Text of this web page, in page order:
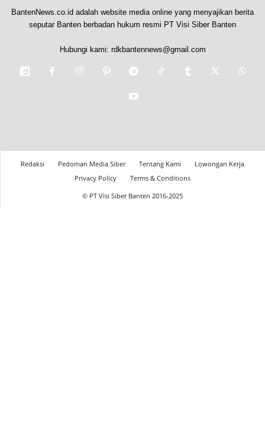
BantenNews.co.id adalah website media online yang menyajikan berita
seputar Banten berbadan hukum resmi PT Visi Siber Banten
Hubungi kami: rdkbantennews@gmail.com
Redaksi Pedoman Media Siber Tentang Kami
Lowongan Kerja
Privacy Policy
Terms & Conditions
© PT Visi Siber Banten 2016-2025